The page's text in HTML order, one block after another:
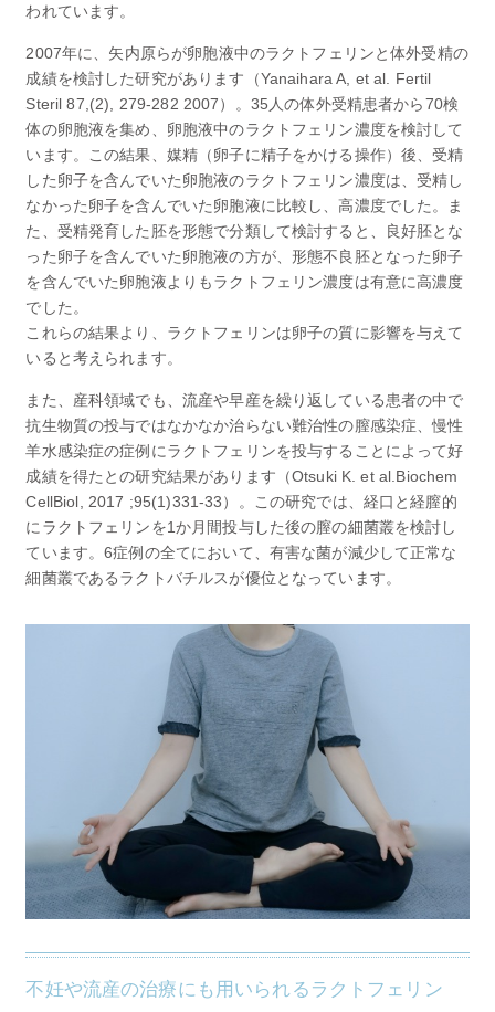
われています。
2007年に、矢内原らが卵胞液中のラクトフェリンと体外受精の
成績を検討した研究があります（Yanaihara A, et al. Fertil
Steril 87,(2), 279-282 2007）。35人の体外受精患者から70検
体の卵胞液を集め、卵胞液中のラクトフェリン濃度を検討して
います。この結果、媒精（卵子に精子をかける操作）後、受精
した卵子を含んでいた卵胞液のラクトフェリン濃度は、受精し
なかった卵子を含んでいた卵胞液に比較し、高濃度でした。ま
た、受精発育した胚を形態で分類して検討すると、良好胚とな
った卵子を含んでいた卵胞液の方が、形態不良胚となった卵子
を含んでいた卵胞液よりもラクトフェリン濃度は有意に高濃度
でした。
これらの結果より、ラクトフェリンは卵子の質に影響を与えて
いると考えられます。
また、産科領域でも、流産や早産を繰り返している患者の中で
抗生物質の投与ではなかなか治らない難治性の膣感染症、慢性
羊水感染症の症例にラクトフェリンを投与することによって好
成績を得たとの研究結果があります（Otsuki K. et al.Biochem
CellBiol, 2017 ;95(1)331-33）。この研究では、経口と経膣的
にラクトフェリンを1か月間投与した後の膣の細菌叢を検討し
ています。6症例の全てにおいて、有害な菌が減少して正常な
細菌叢であるラクトバチルスが優位となっています。
不妊や流産の治療にも用いられるラクトフェリン